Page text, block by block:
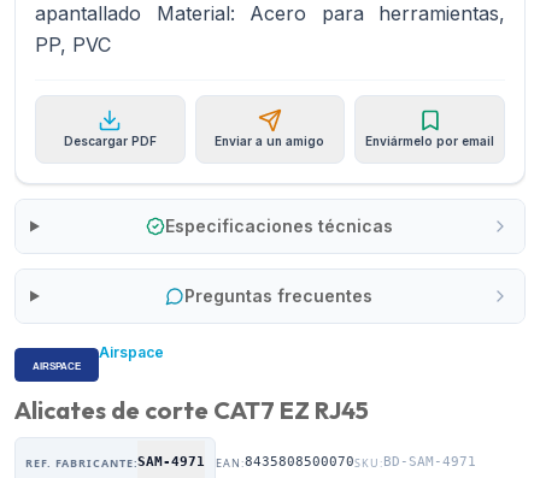
apantallado Material: Acero para herramientas,
PP, PVC
Descargar PDF Enviar a un amigo Enviármelo por email
Especificaciones técnicas
Preguntas frecuentes
Airspace
Alicates de corte CAT7 EZ RJ45
REF. FABRICANTE:SAM-4971 EAN:8435808500070SKU:BD-SAM-4971